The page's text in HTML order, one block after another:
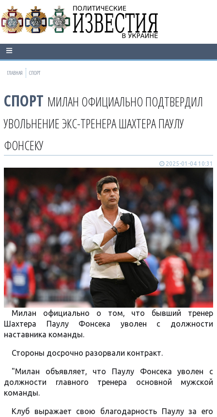
ГЛАВНАЯ СПОРТ
СПОРТ МИЛАН ОФИЦИАЛЬНО ПОДТВЕРДИЛ
УВОЛЬНЕНИЕ ЭКС-ТРЕНЕРА ШАХТЕРА ПАУЛУ
ФОНСЕКУ
2025-01-04 10:31
Милан официально о том, что бывший тренер
Шахтера Паулу Фонсека уволен с должности
наставника команды.
Стороны досрочно разорвали контракт.
"Милан объявляет, что Паулу Фонсека уволен с
должности главного тренера основной мужской
команды.
Клуб выражает свою благодарность Паулу за его